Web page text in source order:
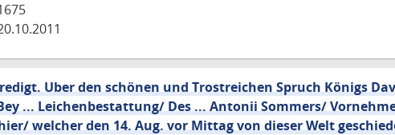
Uber den schönen und Trostreichen Spruch Königs
... Leichenbestattung/ Des ... Antonii Sommers/
welcher den 14. Aug. vor Mittag von dieser Welt